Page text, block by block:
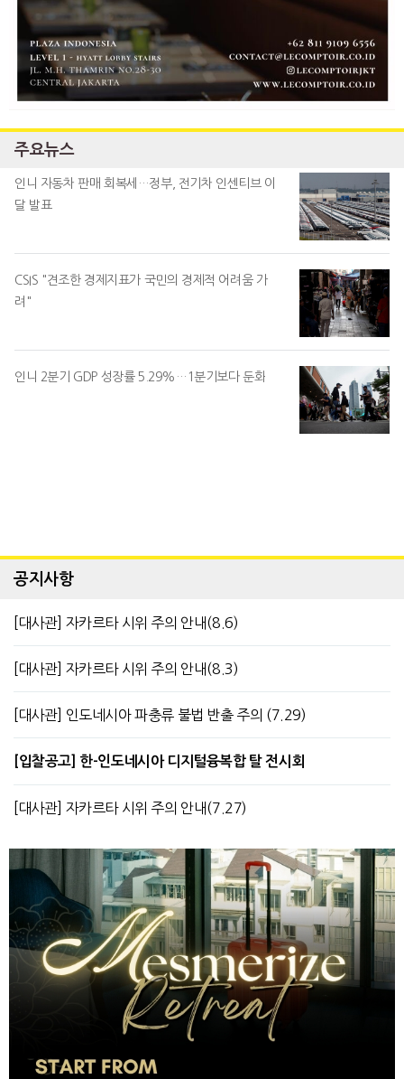
주요뉴스
인니 자동차 판매 회복세…정부, 전기차 인센티브 이
달 발표
CSIS "견조한 경제지표가 국민의 경제적 어려움 가
려"
인니 2분기 GDP 성장률 5.29%…1분기보다 둔화
공지사항
[대사관] 자카르타 시위 주의 안내(8.6)
[대사관] 자카르타 시위 주의 안내(8.3)
[대사관] 인도네시아 파충류 불법 반출 주의 (7.29)
[입찰공고] 한-인도네시아 디지털융복합 탈 전시회
[대사관] 자카르타 시위 주의 안내(7.27)